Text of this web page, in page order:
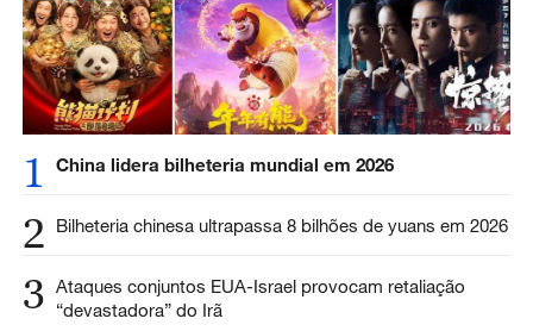
1 China lidera bilheteria mundial em 2026
2 Bilheteria chinesa ultrapassa 8 bilhões de yuans em 2026
3 Ataques conjuntos EUA-Israel provocam retaliação
“devastadora” do Irã